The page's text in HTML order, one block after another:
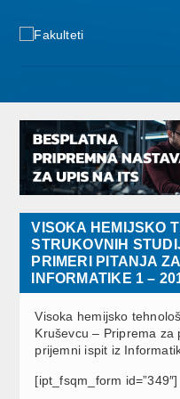
VISOKA HEMIJSKO
STRUKOVNIH
PRIMERI PITANJA
INFORMATIKE 1 –
Visoka hemijsko
Kruševcu – Priprema za
prijemni ispit iz
[ipt_fsqm_form id=”349″]